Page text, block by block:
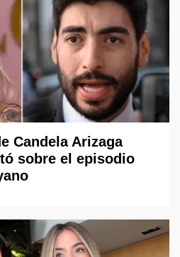
Candela Arizaga
sobre el episodio